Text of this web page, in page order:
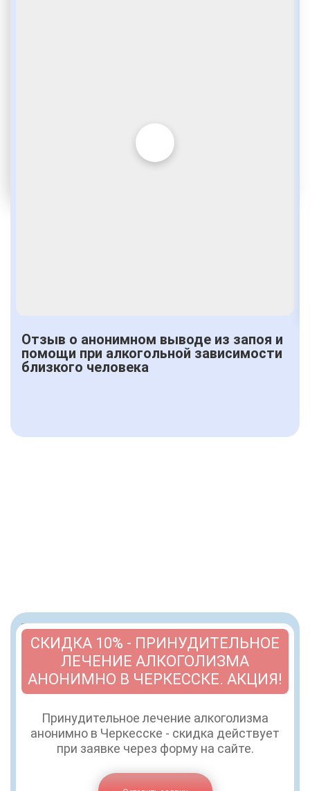
Безопасно и без стресса
Купирование абстиненции
Отзыв о анонимном выводе из запоя и
помощи при алкогольной зависимости
близкого человека
СКИДКА 10% - ПРИНУДИТЕЛЬНОЕ
ЛЕЧЕНИЕ АЛКОГОЛИЗМА
АНОНИМНО В ЧЕРКЕССКЕ. АКЦИЯ!
Принудительное лечение алкоголизма
анонимно в Черкесске - скидка действует
при заявке через форму на сайте.